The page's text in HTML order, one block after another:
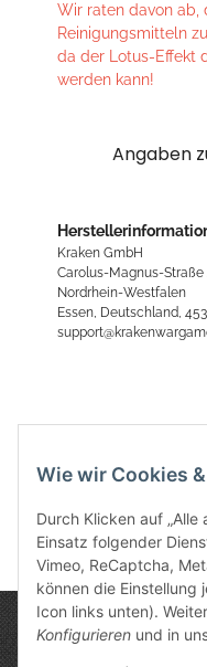
Wir raten davon
Reinigungsmitteln
da der Lotus-Effekt
werden kann!
Angaben
Kraken GmbH
Carolus-Magnus-Straße
Nordrhein-Westfalen
Essen, Deutschland,
Wie wir Cookies
Durch Klicken auf
Einsatz folgender
Vimeo, ReCaptcha,
können die
Icon links unten).
Konfigurieren und in